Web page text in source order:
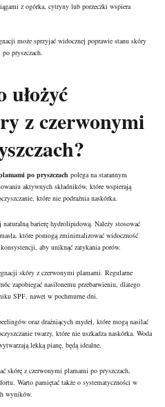
z ogórka, cytryny lub porzeczki wspiera
może sprzyjać widocznej poprawie stanu skóry
pryszczach.
ułożyć
z czerwonymi
po pryszczach polega na starannym
aktywnych składników, które wspierają
które nie podrażnia naskórka.
barierę hydrolipidową. Należy stosować
które pomogą zminimalizować widoczność
aby uniknąć zatykania porów.
skóry z czerwonymi plamami. Regularne
zapobiegać nasilonemu przebarwieniu, dlatego
SPF, nawet w pochmurne dni.
oraz drażniących mydeł, które mogą nasilać
twarzy, które nie uszkadza naskórka. Woda
lekką pianę, będą idealne.
skórę z czerwonymi plamami po pryszczach,
Warto pamiętać także o systematyczności w
wyników.